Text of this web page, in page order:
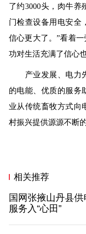
了约3000头，肉牛养
门检查设备用电安全
信心更大了。”看着
功对生活充满了信心
产业发展、电力先
的电能、优质的服务
业从传统畜牧方式向
村振兴提供源源不断的
相关推荐
国网张掖山丹县
服务入“心田”